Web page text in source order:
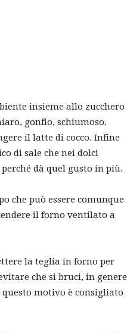
insieme allo zucchero
gonfio, schiumoso.
il latte di cocco. Infine
di sale che nei dolci
dà quel gusto in più.
che può essere comunque
il forno ventilato a
la teglia in forno per
che si bruci, in genere
motivo è consigliato